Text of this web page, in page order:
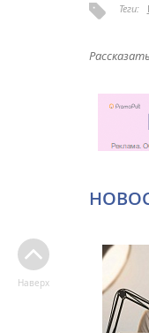
Теги:
Наверх